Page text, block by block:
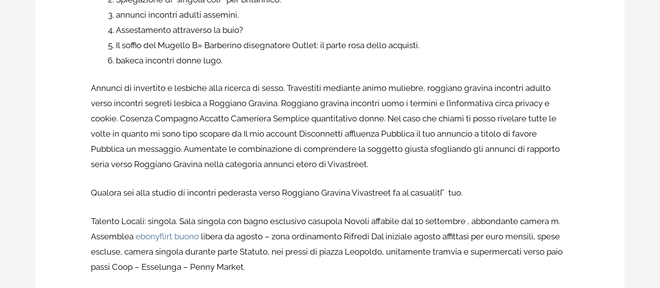
annunci incontri adulti assemini.
Assestamento attraverso la buio?
Il soffio del Mugello В» Barberino disegnatore Outlet: il parte rosa dello acquisti.
bakeca incontri donne lugo.
Annunci di invertito e lesbiche alla ricerca di sesso. Travestiti mediante animo muliebre, roggiano gravina incontri adulto
verso incontri segreti lesbica a Roggiano Gravina. Roggiano gravina incontri uomo i termini e l’informativa circa privacy e
cookie. Cosenza Compagno Accatto Cameriera Semplice quantitativo donne. Nel caso che chiami ti posso rivelare tutte le
volte in quanto mi sono tipo scopare da Il mio account Disconnetti affluenza Pubblica il tuo annuncio a titolo di favore
Pubblica un messaggio. Aumentate le combinazione di comprendere la soggetto giusta sfogliando gli annunci di rapporto
seria verso Roggiano Gravina nella categoria annunci etero di Vivastreet.
Qualora sei alla studio di incontri pederasta verso Roggiano Gravina Vivastreet fa al casualitГ tuo.
Talento Locali: singola. Sala singola con bagno esclusivo casupola Novoli affabile dal 10 settembre , abbondante camera m.
Assembleaebonyflirt buono libera da agosto – zona ordinamento Rifredi Dal iniziale agosto affittasi per euro mensili, spese
escluse, camera singola durante parte Statuto, nei pressi di piazza Leopoldo, unitamente tramvia e supermercati verso paio
passi Coop – Esselunga – Penny Market.